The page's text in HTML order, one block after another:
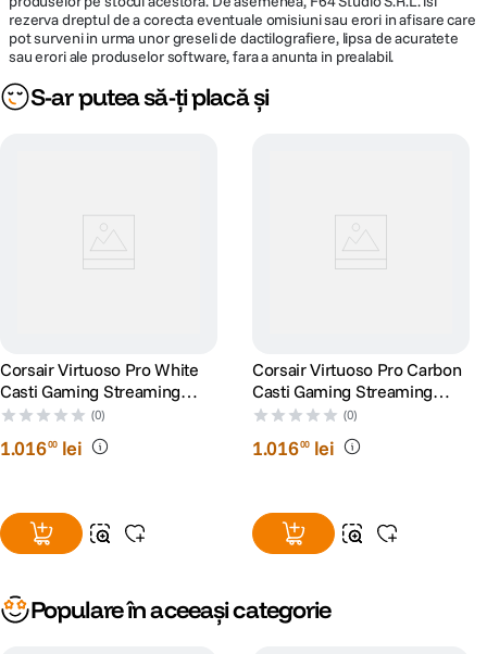
rezerva dreptul de a corecta eventuale omisiuni sau erori in afisare care
pot surveni in urma unor greseli de dactilografiere, lipsa de acuratete
sau erori ale produselor software, fara a anunta in prealabil.
S-ar putea să-ți placă și
Corsair Virtuoso Pro White
Casti Gaming Streaming
Open Back
(0)
1.01600 lei
Corsair Virtuoso Pro Carbon
Casti Gaming Streaming
Open Back
(0)
1.01600 lei
Populare în aceeași categorie